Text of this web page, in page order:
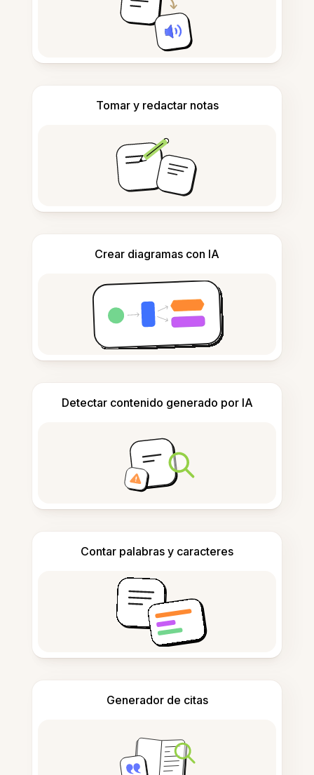
Tomar y redactar notas
Crear diagramas con IA
Detectar contenido generado por IA
Contar palabras y caracteres
Generador de citas